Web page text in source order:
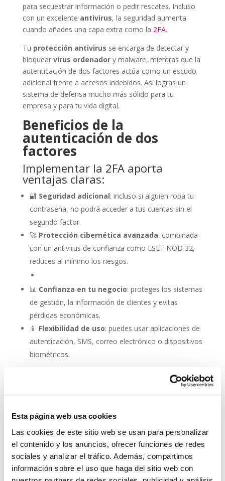
Esta página web usa cookies
Las cookies de este sitio web se usan para personalizar
el contenido y los anuncios, ofrecer funciones de redes
sociales y analizar el tráfico. Además, compartimos
información sobre el uso que haga del sitio web con
para secuestrar información o pedir rescates. Incluso
con un excelente antivirus, la seguridad aumenta
cuando añades una capa extra como la 2FA.
Tu protección antivirus se encarga de detectar y
bloquear virus ordenadory malware, mientras que la
autenticación de dos factores actúa como un escudo
adicional frente a accesos indebidos. Así logras un
sistema de defensa mucho más sólido para tu
empresa y para tu vida digital.
Beneficios de la
autenticación de dos
factores
Implementar la 2FA aporta
ventajas claras:
🔐 Seguridad adicional: incluso si alguien roba tu
contraseña, no podrá acceder a tus cuentas sin el
segundo factor.
🚀 Protección cibernética avanzada: combinada
con un antivirus de confianza como ESET NOD 32,
reduces al mínimo los riesgos.
📊 Confianza en tu negocio: proteges los sistemas
de gestión, la información de clientes y evitas
pérdidas económicas.
📱 Flexibilidad de uso: puedes usar aplicaciones de
autenticación, SMS, correo electrónico o dispositivos
biométricos.
factores (2FA): una capa
la protección antivirus
No se trata de elegir entre antivirus o autenticación: la
combinación es lo que marca la diferencia. Con un
software comoESET NOD 32, que ofrece rapidez,
detección avanzada y facilidad de uso, y la activación